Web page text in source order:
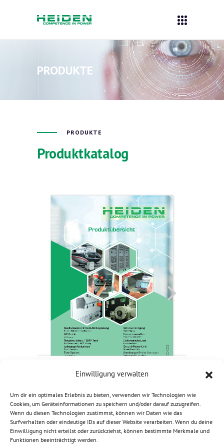
Einwilligung verwalten
Um dir ein optimales Erlebnis zu bieten, verwenden wir Technologien wie
Cookies, um Geräteinformationen zu speichern und/oder darauf zuzugreifen.
Wenn du diesen Technologien zustimmst, können wir Daten wie das
Surfverhalten oder eindeutige IDs auf dieser Website verarbeiten. Wenn du deine
Einwilligung nicht erteilst oder zurückziehst, können bestimmte Merkmale und
Funktionen beeinträchtigt werden.
PRODUKTE
PRODUKTE
Produktkatalog
© 2026 HEIDEN power GmbH |